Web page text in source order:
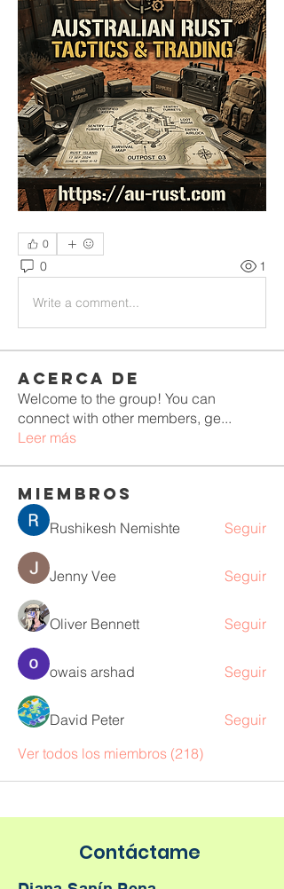
0
0 1
Write a comment...
Acerca de
Welcome to the group! You can
connect with other members, ge...
Leer más
Miembros
Rushikesh Nemishte Seguir
Jenny Vee Seguir
Oliver Bennett Seguir
owais arshad Seguir
David Peter
Seguir
Ver todos los miembros (218)
Contáctame